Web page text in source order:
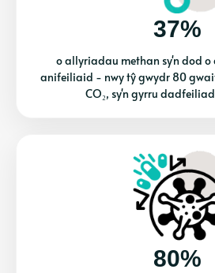
37%
o allyriadau methan sy'n dod
anifeiliaid - nwy tŷ gwydr 80
CO₂, sy'n gyrru
80%